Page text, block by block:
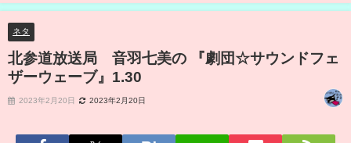
ブ』1.30
ネタ
北参道放送局 音羽七美の 『劇団☆サウンドフェ
ザーウェーブ』1.30
2023年2月20日 2023年2月20日